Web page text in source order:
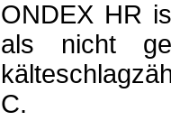
ONDEX HR
als nicht
C.